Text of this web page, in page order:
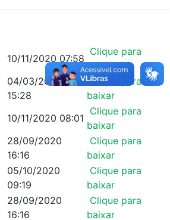
10/11/2020 07:58
Clique para
baixar
04/03/2020
15:28
Clique para
baixar
10/11/2020 08:01
Clique para
baixar
28/09/2020
16:16
Clique para
baixar
05/10/2020
09:19
Clique para
baixar
28/09/2020
16:16
Clique para
baixar